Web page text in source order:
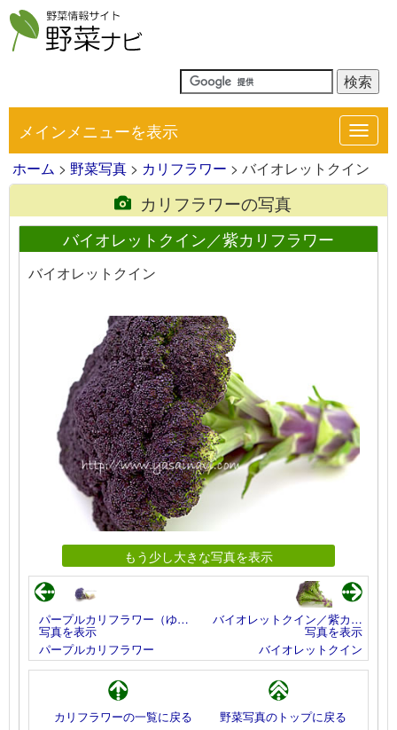
メインメニューを表示
ホーム > 野菜写真 > カリフラワー > バイオレットクイン
カリフラワーの写真
バイオレットクイン／紫カリフラワー
バイオレットクイン
もう少し大きな写真を表示
パープルカリフラワー（ゆ…
写真を表示
パープルカリフラワー
バイオレットクイン／紫カ…
写真を表示
バイオレットクイン
カリフラワーの一覧に戻る 野菜写真のトップに戻る